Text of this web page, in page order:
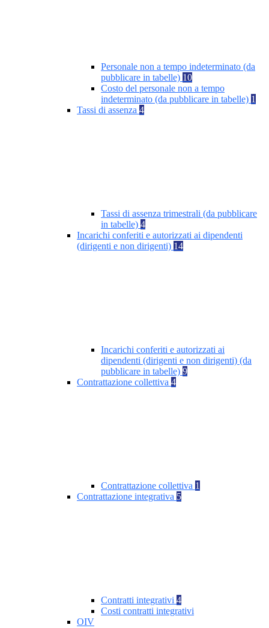
Personale non a tempo indeterminato (da
pubblicare in tabelle) 10
Costo del personale non a tempo
indeterminato (da pubblicare in tabelle) 1
Tassi di assenza 4
Tassi di assenza trimestrali (da pubblicare
in tabelle) 4
Incarichi conferiti e autorizzati ai dipendenti
(dirigenti e non dirigenti) 14
Incarichi conferiti e autorizzati ai
dipendenti (dirigenti e non dirigenti) (da
pubblicare in tabelle) 9
Contrattazione collettiva 4
Contrattazione collettiva 1
Contrattazione integrativa 5
Contratti integrativi 4
Costi contratti integrativi
OIV